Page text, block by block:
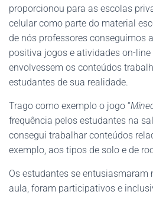
proporcionou para as escolas
celular como parte do material
de nós professores conseguimos
positiva jogos e atividades on-
envolvessem os conteúdos
estudantes de sua realidade.
Trago como exemplo o jogo “
frequência pelos estudantes na
consegui trabalhar conteúdos
exemplo, aos tipos de solo e de
Os estudantes se entusiasmaram
aula, foram participativos e